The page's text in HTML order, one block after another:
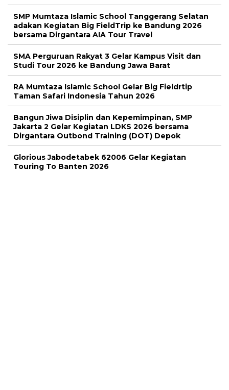
SMP Mumtaza Islamic School Tanggerang Selatan
adakan Kegiatan Big FieldTrip ke Bandung 2026
bersama Dirgantara AIA Tour Travel
SMA Perguruan Rakyat 3 Gelar Kampus Visit dan
Studi Tour 2026 ke Bandung Jawa Barat
RA Mumtaza Islamic School Gelar Big Fieldrtip
Taman Safari Indonesia Tahun 2026
Bangun Jiwa Disiplin dan Kepemimpinan, SMP
Jakarta 2 Gelar Kegiatan LDKS 2026 bersama
Dirgantara Outbond Training (DOT) Depok
Glorious Jabodetabek 62006 Gelar Kegiatan
Touring To Banten 2026